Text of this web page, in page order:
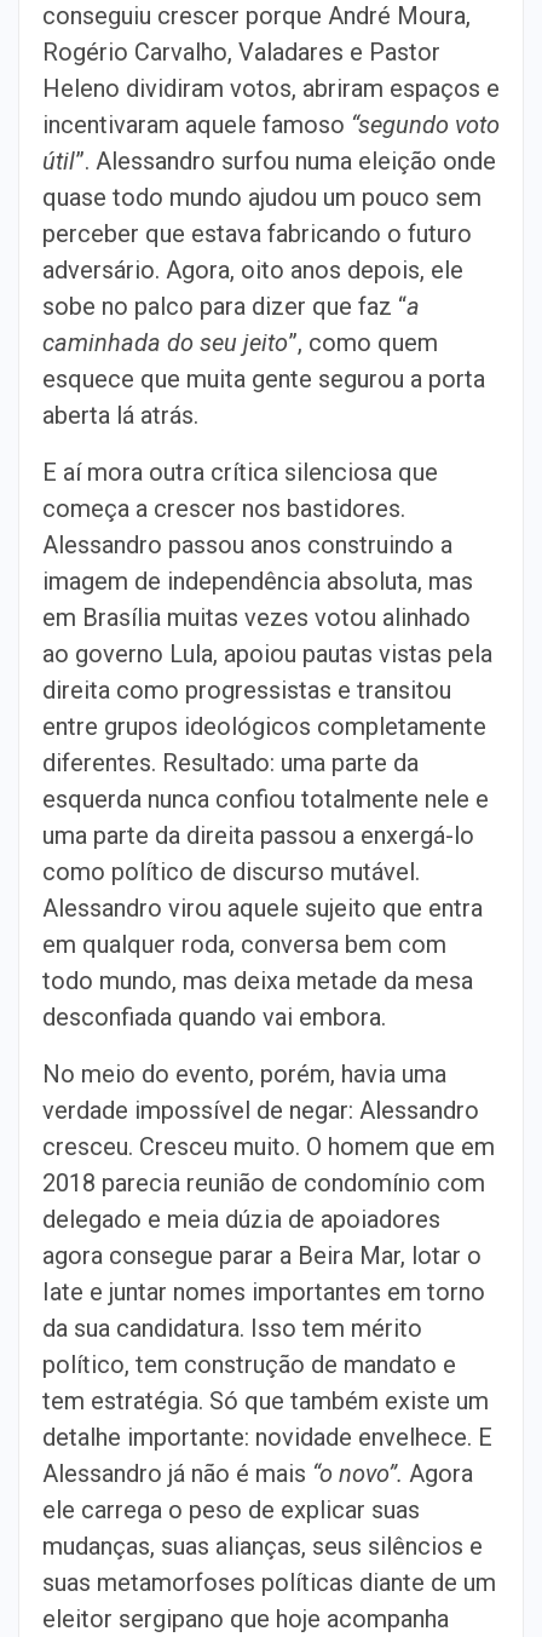
conseguiu crescer porque André Moura,
Rogério Carvalho, Valadares e Pastor
Heleno dividiram votos, abriram espaços e
incentivaram aquele famoso “segundo voto
útil”. Alessandro surfou numa eleição onde
quase todo mundo ajudou um pouco sem
perceber que estava fabricando o futuro
adversário. Agora, oito anos depois, ele
sobe no palco para dizer que faz “a
caminhada do seu jeito”, como quem
esquece que muita gente segurou a porta
aberta lá atrás.
E aí mora outra crítica silenciosa que
começa a crescer nos bastidores.
Alessandro passou anos construindo a
imagem de independência absoluta, mas
em Brasília muitas vezes votou alinhado
ao governo Lula, apoiou pautas vistas pela
direita como progressistas e transitou
entre grupos ideológicos completamente
diferentes. Resultado: uma parte da
esquerda nunca confiou totalmente nele e
uma parte da direita passou a enxergá-lo
como político de discurso mutável.
Alessandro virou aquele sujeito que entra
em qualquer roda, conversa bem com
todo mundo, mas deixa metade da mesa
desconfiada quando vai embora.
No meio do evento, porém, havia uma
verdade impossível de negar: Alessandro
cresceu. Cresceu muito. O homem que em
2018 parecia reunião de condomínio com
delegado e meia dúzia de apoiadores
agora consegue parar a Beira Mar, lotar o
Iate e juntar nomes importantes em torno
da sua candidatura. Isso tem mérito
político, tem construção de mandato e
tem estratégia. Só que também existe um
detalhe importante: novidade envelhece. E
Alessandro já não é mais “o novo”. Agora
ele carrega o peso de explicar suas
mudanças, suas alianças, seus silêncios e
suas metamorfoses políticas diante de um
eleitor sergipano que hoje acompanha